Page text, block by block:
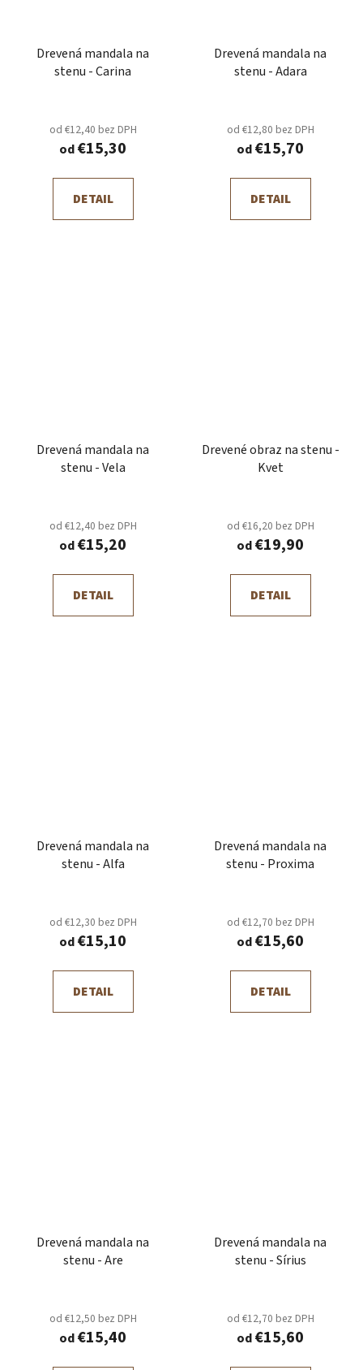
Drevená mandala na
stenu - Carina
od €12,40 bez DPH
od€15,30
DETAIL
Drevená mandala na
stenu - Adara
od €12,80 bez DPH
od€15,70
DETAIL
Drevená mandala na
stenu - Vela
od €12,40 bez DPH
od€15,20
DETAIL
Drevené obraz na stenu -
Kvet
od €16,20 bez DPH
od€19,90
DETAIL
Drevená mandala na
stenu - Alfa
od €12,30 bez DPH
od€15,10
DETAIL
Drevená mandala na
stenu - Proxima
od €12,70 bez DPH
od€15,60
DETAIL
Drevená mandala na
stenu - Are
od €12,50 bez DPH
od€15,40
Drevená mandala na
stenu - Sírius
od €12,70 bez DPH
od€15,60